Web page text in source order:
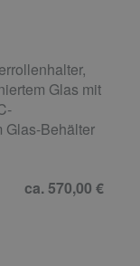
Glas mit
Glas-Behälter
ca. 570,00 €